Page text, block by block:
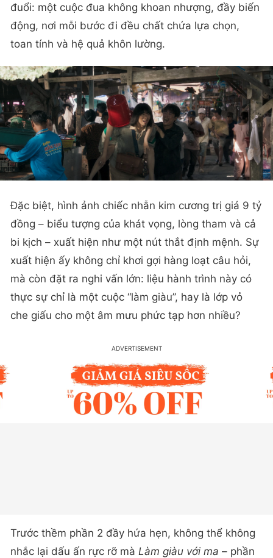
đuổi: một cuộc đua không khoan nhượng, đầy biến
động, nơi mỗi bước đi đều chất chứa lựa chọn,
toan tính và hệ quả khôn lường.
Đặc biệt, hình ảnh chiếc nhẫn kim cương trị giá 9 tỷ
đồng – biểu tượng của khát vọng, lòng tham và cả
bi kịch – xuất hiện như một nút thắt định mệnh. Sự
xuất hiện ấy không chỉ khơi gợi hàng loạt câu hỏi,
mà còn đặt ra nghi vấn lớn: liệu hành trình này có
thực sự chỉ là một cuộc “làm giàu”, hay là lớp vỏ
che giấu cho một âm mưu phức tạp hơn nhiều?
Trước thềm phần 2 đầy hứa hẹn, không thể không
nhắc lại dấu ấn rực rỡ mà Làm giàu với ma – phần